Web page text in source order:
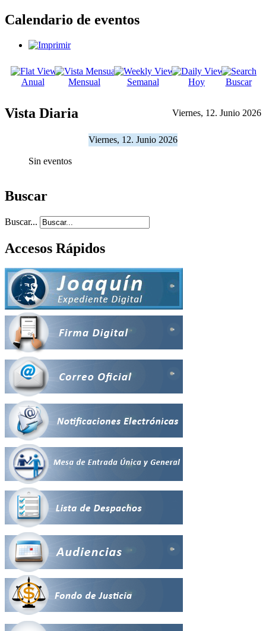
Calendario de eventos
Anual Mensual Semanal Hoy Buscar
Vista Diaria Viernes, 12. Junio 2026
Viernes, 12. Junio 2026
Sin eventos
Buscar
Buscar...
Accesos Rápidos